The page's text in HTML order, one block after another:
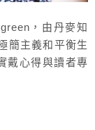
，由丹麥知
簡主義和平衡生
戴心得與讀者專
人節更推出2支